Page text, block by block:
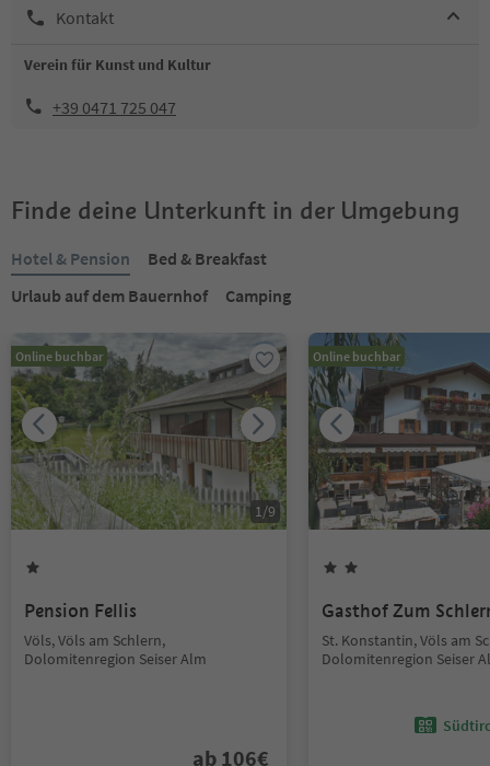
Kontakt
Verein für Kunst und Kultur
+39 0471 725 047
Finde deine Unterkunft in der Umgebung
Hotel & Pension
Bed & Breakfast
Urlaub auf dem Bauernhof
Camping
Online buchbar
1/9
Pension Fellis
Völs, Völs am Schlern,
Dolomitenregion Seiser Alm
ab 106€
Online buchbar
Gasthof Zum
St. Konstantin, Völs am
Dolomitenregion Seiser